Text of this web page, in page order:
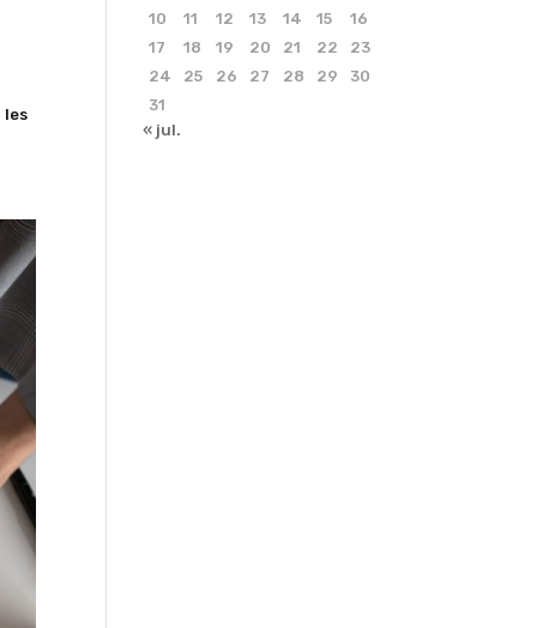
les
10
11 12 13 14 15
16
17
18 19 20 21 22
23
24
25 26 27 28 29
30
31
« jul.